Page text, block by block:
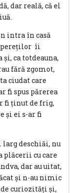
dar reală, că el
intra în casă
pereţilor îi
ca totdeauna,
fără zgomot,
ciudat care
fi spus părerea
fi ţinut de frig,
şi ei s-ar fi
larg deschiăi, nu
plăcerii cu care
dar au uitat,
şi n-au nimic
curiozităţi şi,